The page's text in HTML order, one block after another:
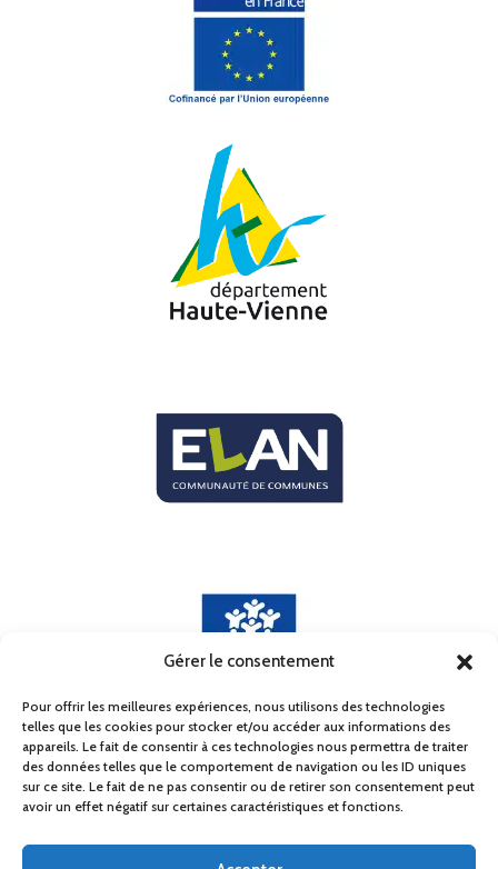
Gérer le consentement
Pour offrir les meilleures expériences, nous utilisons des technologies
telles que les cookies pour stocker et/ou accéder aux informations des
appareils. Le fait de consentir à ces technologies nous permettra de traiter
des données telles que le comportement de navigation ou les ID uniques
sur ce site. Le fait de ne pas consentir ou de retirer son consentement peut
avoir un effet négatif sur certaines caractéristiques et fonctions.
Mentions légales
Politique de confidentialité